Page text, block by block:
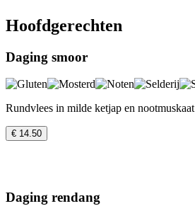
Hoofdgerechten
Daging smoor
Rundvlees in milde ketjap en nootmuskaat
€ 14.50
Daging rendang